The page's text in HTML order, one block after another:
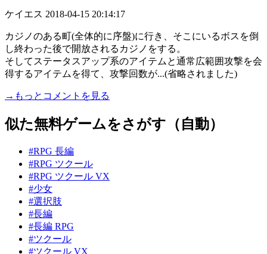
ケイエス 2018-04-15 20:14:17
カジノのある町(全体的に序盤)に行き、そこにいるボスを倒
し終わった後で開放されるカジノをする。
そしてステータスアップ系のアイテムと通常広範囲攻撃を会
得するアイテムを得て、攻撃回数が...(省略されました)
→もっとコメントを見る
似た無料ゲームをさがす（自動）
#RPG 長編
#RPG ツクール
#RPG ツクール VX
#少女
#選択肢
#長編
#長編 RPG
#ツクール
#ツクール VX